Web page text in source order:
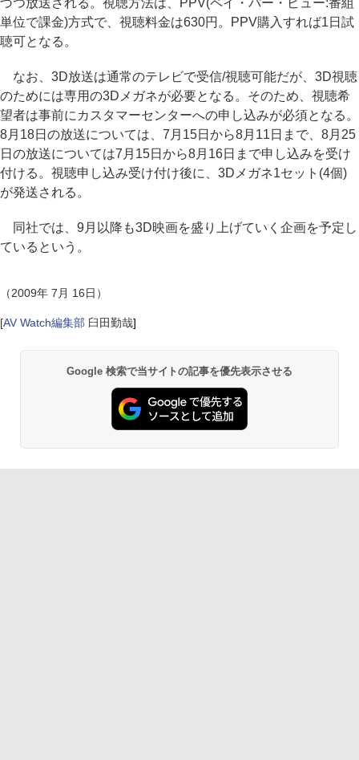
づつ放送される。視聴方法は、PPV(ペイ・パー・ビュー:番組
単位で課金)方式で、視聴料金は630円。PPV購入すれば1日試
聴可となる。
なお、3D放送は通常のテレビで受信/視聴可能だが、3D視聴
のためには専用の3Dメガネが必要となる。そのため、視聴希
望者は事前にカスタマーセンターへの申し込みが必須となる。
8月18日の放送については、7月15日から8月11日まで、8月25
日の放送については7月15日から8月16日まで申し込みを受け
付ける。視聴申し込み受け付け後に、3Dメガネ1セット(4個)
が発送される。
同社では、9月以降も3D映画を盛り上げていく企画を予定し
ているという。
（2009年 7月 16日）
[AV Watch編集部 臼田勤哉]
Google 検索で当サイトの記事を優先表示させる